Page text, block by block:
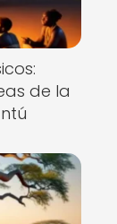
de la